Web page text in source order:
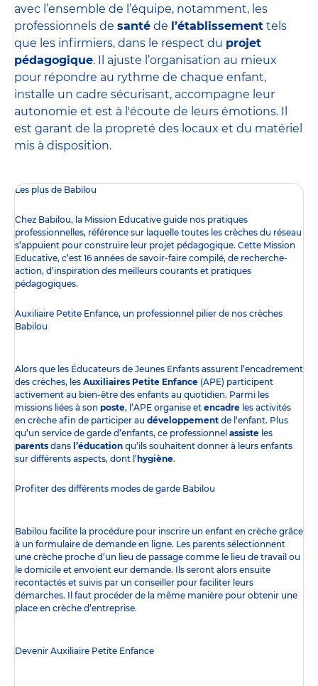
avec l’ensemble de l’équipe, notamment, les
professionnels de santé de l’établissement tels
que les infirmiers, dans le respect du projet
pédagogique. Il ajuste l’organisation au mieux
pour répondre au rythme de chaque enfant,
installe un cadre sécurisant, accompagne leur
autonomie et est à l'écoute de leurs émotions. Il
est garant de la propreté des locaux et du matériel
mis à disposition.
Les plus de Babilou
Chez Babilou, la Mission Educative guide nos pratiques
professionnelles, référence sur laquelle toutes les crèches du réseau
s’appuient pour construire leur projet pédagogique. Cette Mission
Educative, c’est 16 années de savoir-faire compilé, de recherche-
action, d’inspiration des meilleurs courants et pratiques
pédagogiques.
Auxiliaire Petite Enfance, un professionnel pilier de nos crèches
Babilou
Alors que les Éducateurs de Jeunes Enfants assurent l’encadrement
des crèches, les Auxiliaires Petite Enfance (APE) participent
activement au bien-être des enfants au quotidien. Parmi les
missions liées à son poste, l’APE organise et encadre les activités
en crèche afin de participer au développement de l‘enfant. Plus
qu’un service de garde d’enfants, ce professionnel assiste les
parents dans l’éducation qu’ils souhaitent donner à leurs enfants
sur différents aspects, dont l’ hygiène.
Profiter des différents modes de garde Babilou
Babilou facilite la procédure pour inscrire un enfant en crèche grâce
à un formulaire de demande en ligne. Les parents sélectionnent
une crèche proche d’un lieu de passage comme le lieu de travail ou
le domicile et envoient eur demande. Ils seront alors ensuite
recontactés et suivis par un conseiller pour faciliter leurs
démarches. Il faut procéder de la même manière pour obtenir une
place en crèche d’entreprise.
Devenir Auxiliaire Petite Enfance